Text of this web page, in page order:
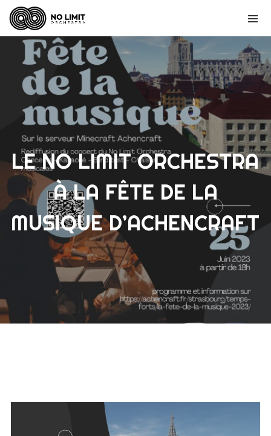
LE NO LIMIT ORCHESTRA
À LA FÊTE DE LA
MUSIQUE D’ACHENCRAFT